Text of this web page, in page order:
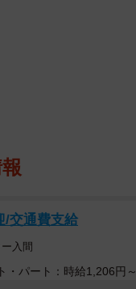
/交通費支給
入間
・パート：時給1,206円～